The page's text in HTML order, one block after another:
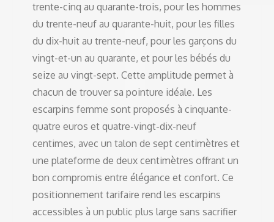
trente-cinq au quarante-trois, pour les hommes
du trente-neuf au quarante-huit, pour les filles
du dix-huit au trente-neuf, pour les garçons du
vingt-et-un au quarante, et pour les bébés du
seize au vingt-sept. Cette amplitude permet à
chacun de trouver sa pointure idéale. Les
escarpins femme sont proposés à cinquante-
quatre euros et quatre-vingt-dix-neuf
centimes, avec un talon de sept centimètres et
une plateforme de deux centimètres offrant un
bon compromis entre élégance et confort. Ce
positionnement tarifaire rend les escarpins
accessibles à un public plus large sans sacrifier